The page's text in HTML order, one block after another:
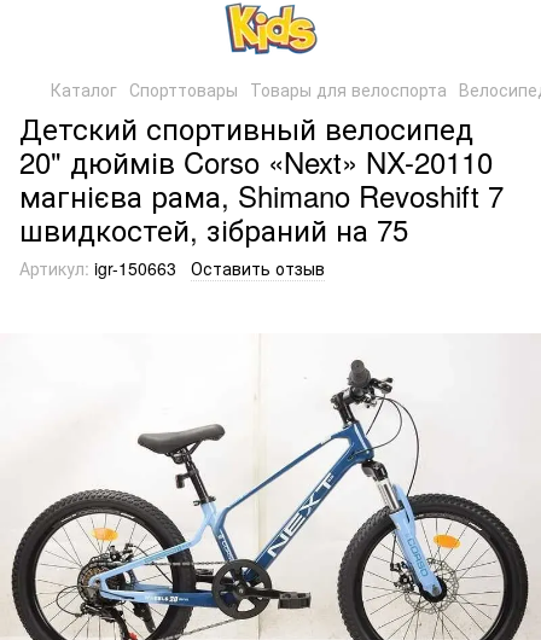
Каталог Спорттовары Товары для велоспорта
Детский спортивный велосипед
20" дюймів Corso «Next» NX-20110
магнієва рама, Shimano Revoshift 7
швидкостей, зібраний на 75
Артикул: igr-150663 Оставить отзыв